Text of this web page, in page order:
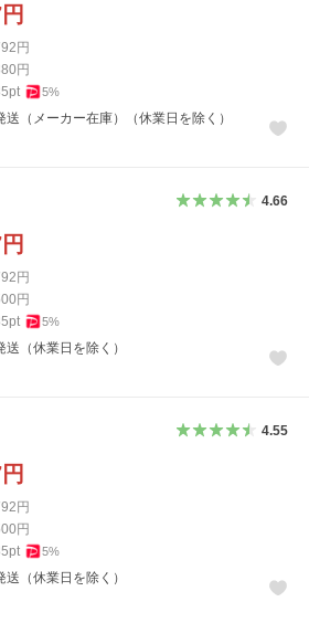
円
円
円
pt 5%
（メーカー在庫）（休業日を除く）
4.66
円
円
円
pt 5%
（休業日を除く）
4.55
円
円
円
pt 5%
（休業日を除く）